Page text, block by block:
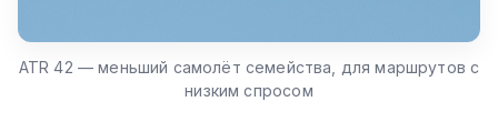
ATR 42 — меньший самолёт семейства, для маршрутов с
низким спросом